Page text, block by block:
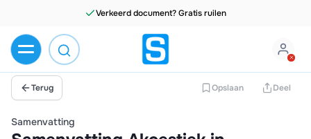
Verkeerd document? Gratis ruilen
Terug Opslaan Deel
Samenvatting